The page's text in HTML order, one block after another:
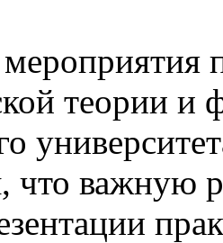
теории и
что важную